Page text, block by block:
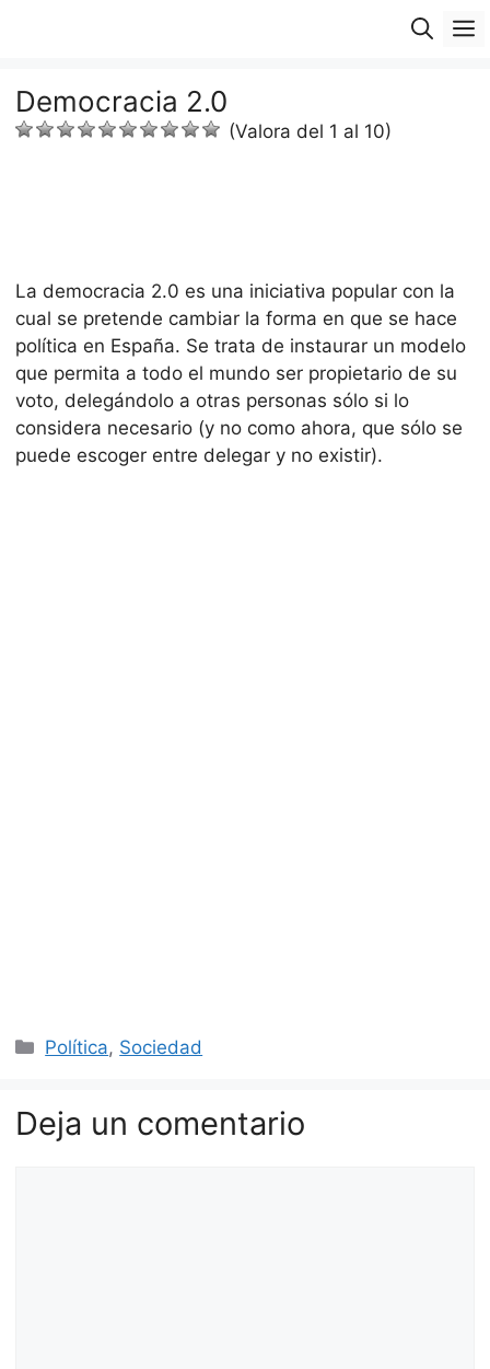
Democracia 2.0
(Valora del 1 al 10)
La democracia 2.0 es una iniciativa popular con la
cual se pretende cambiar la forma en que se hace
política en España. Se trata de instaurar un modelo
que permita a todo el mundo ser propietario de su
voto, delegándolo a otras personas sólo si lo
considera necesario (y no como ahora, que sólo se
puede escoger entre delegar y no existir).
Categorías
Política, Sociedad
Deja un comentario